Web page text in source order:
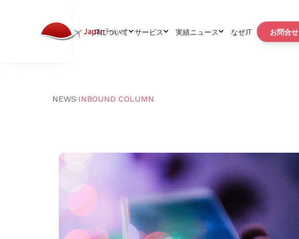
JTについて
採用情報
ジャパントラベルについて
サービス
ウェブ制作とデザイン
実績ニュース
最新ニュース一覧
なぜJT お問合せ
NEWS INBOUND COLUMN